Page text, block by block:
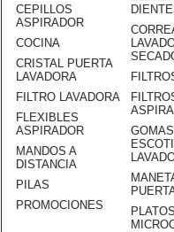
CEPILLOS
ASPIRADOR
COCINA
CRISTAL PUERTA
LAVADORA
FILTRO LAVADORA
FLEXIBLES
ASPIRADOR
MANDOS A
DISTANCIA
PILAS
PROMOCIONES
GOMAS
PLATOS